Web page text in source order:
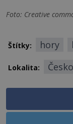
Foto: Creative
Štítky: hory
Lokalita: Česko